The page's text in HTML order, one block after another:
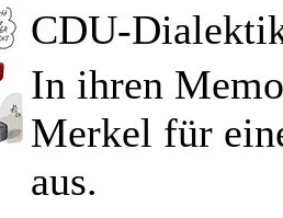
CDU-
In ihren
Merkel für
aus.